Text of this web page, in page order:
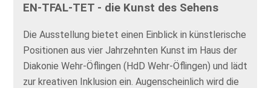
EN-TFAL-TET - die Kunst des Sehens
Die Ausstellung bietet einen Einblick in künstlerische
Positionen aus vier Jahrzehnten Kunst im Haus der
Diakonie Wehr-Öflingen (HdD Wehr-Öflingen) und lädt
zur kreativen Inklusion ein. Augenscheinlich wird die